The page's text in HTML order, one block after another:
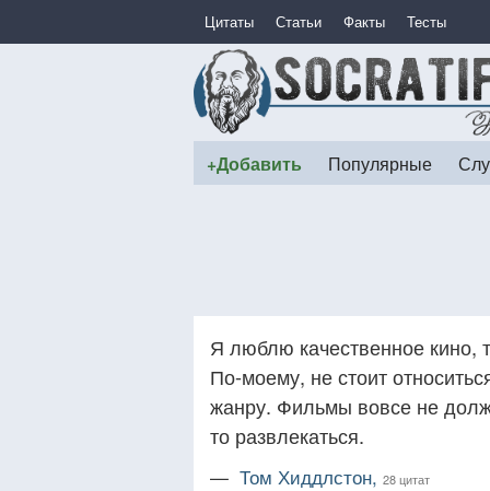
Цитаты Статьи Факты Тесты
+Добавить Популярные
Я люблю качественное кино,
По-моему, не стоит
жанру. Фильмы вовсе не
то развлекаться.
— Том Хиддлстон, 28 цитат